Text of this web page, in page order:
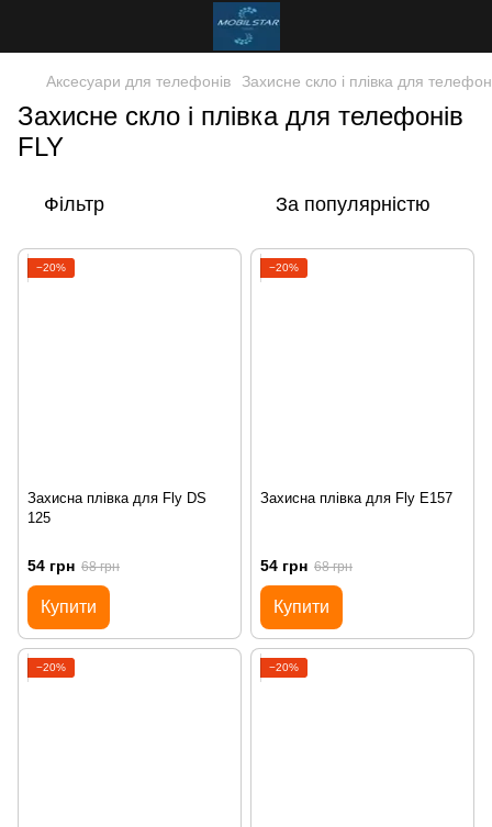
Аксесуари для телефонів Захисне скло і плівка для
Захисне скло і плівка для телефонів
FLY
Фільтр За популярністю
−20%
Захисна плівка для Fly DS
125
54 грн 68 грн
Купити
−20%
Захисна плівка для Fly E157
54 грн 68 грн
Купити
−20% −20%